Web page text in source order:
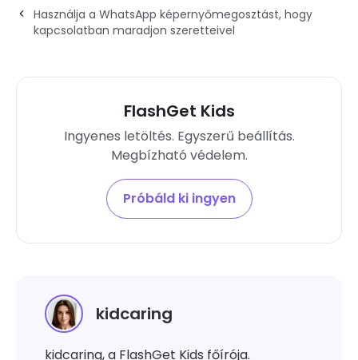
Használja a WhatsApp képernyőmegosztást, hogy
kapcsolatban maradjon szeretteivel
FlashGet Kids
Ingyenes letöltés. Egyszerű beállítás.
Megbízható védelem.
Próbáld ki ingyen
kidcaring
kidcaring, a FlashGet Kids főírója.